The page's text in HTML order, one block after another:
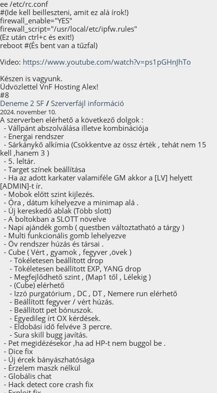
ee /etc/rc.conf
#(Ide kell beilleszteni, amit ez alá írok!)
firewall_enable="YES"
firewall_script="/usr/local/etc/ipfw.rules"
(Ez után ctrl+c és exit!)
reboot #(És bent van a tűzfal)
Video: https://www.youtube.com/watch?v=ps1pGHnJhTo
Készen is vagyunk.
Üdvözlettel VnF Hosting Alex!
#8
Deneme 2 SF / Szerverfájl információ
2024. november 10.
A szerverben elérhető a következő dolgok :
- Vállpánt abszolválása illetve kombinációja
- Energai rendszer
- Sárkánykő alkímia (Csökkentve az össz érték , tehát nem 15
kell ,hanem 3 )
- 5. leltár.
- Target színek beállítása
- Ha az adott karkater valamiféle GM akkor a [LV] helyett
[ADMIN]-t ír.
- Mobok előtt szint kijlezés.
- Óra , dátum kihelyezve a minimap alá .
- Új kereskedő ablak (Több slott)
- A boltokban a SLOTT növelve
- Napi ajándék gomb ( questben változtatható a tárgy )
- Multi funkcionális gomb lehelyezve
- Öv rendszer húzás és társai .
- Cube ( Vért , gyamok , fegyver ,övek )
- Tökéletesen beállított drop
- Tökéletesen beállított EXP, YANG drop
- Megfejlődhető szint , (Map1 től , Lélekig )
- (Cube) elérhető
- Izzó purgatórium , DC , DT , Nemere run elérhető
- Beállított fegyver / vért húzás.
- Beállított pet bónuszok.
- Egyedileg írt OX kérdések.
- Eldobási idő felvéve 3 percre.
- Sura skill bugg javítás.
- Pet megidézésekor ,ha ad HP-t nem buggol be .
- Dice fix
- Új ércek bányászhatósága
- Érzelem maszk nélkül
- Globális chat
- Hack detect core crash fix